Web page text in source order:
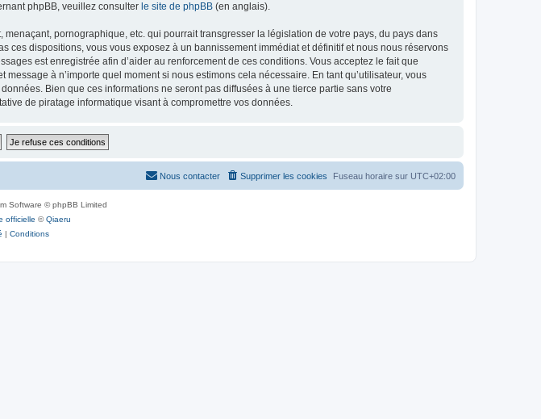
phpBB, veuillez consulter le site de phpBB (en anglais).
pornographique, etc. qui pourrait transgresser la législation de votre pays, du pays dans
dispositions, vous vous exposez à un bannissement immédiat et définitif et nous nous réservons
est enregistrée afin d’aider au renforcement de ces conditions. Vous acceptez le fait que
à n’importe quel moment si nous estimons cela nécessaire. En tant qu’utilisateur, vous
Bien que ces informations ne seront pas diffusées à une tierce partie sans votre
de piratage informatique visant à compromettre vos données.
Fuseau horaire sur UTC+02:00
Supprimer les cookies
Nous contacter
Software © phpBB Limited
officielle ©Qiaeru
| Conditions